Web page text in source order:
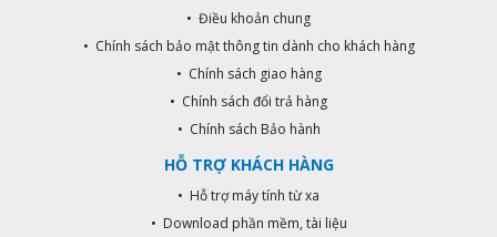
• Điều khoản chung
• Chính sách bảo mật thông tin dành cho khách hàng
• Chính sách giao hàng
• Chính sách đổi trả hàng
• Chính sách Bảo hành
HỖ TRỢ KHÁCH HÀNG
• Hỗ trợ máy tính từ xa
• Download phần mềm, tài liệu